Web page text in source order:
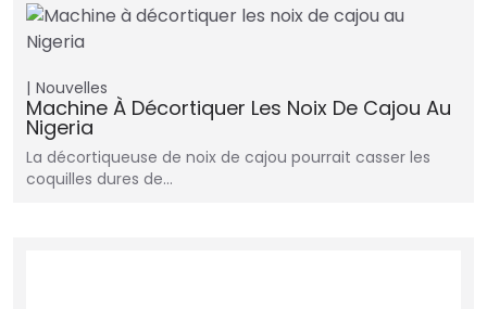
Nouvelles
Machine À Décortiquer Les Noix De Cajou Au
Nigeria
La décortiqueuse de noix de cajou pourrait casser les
coquilles dures de…